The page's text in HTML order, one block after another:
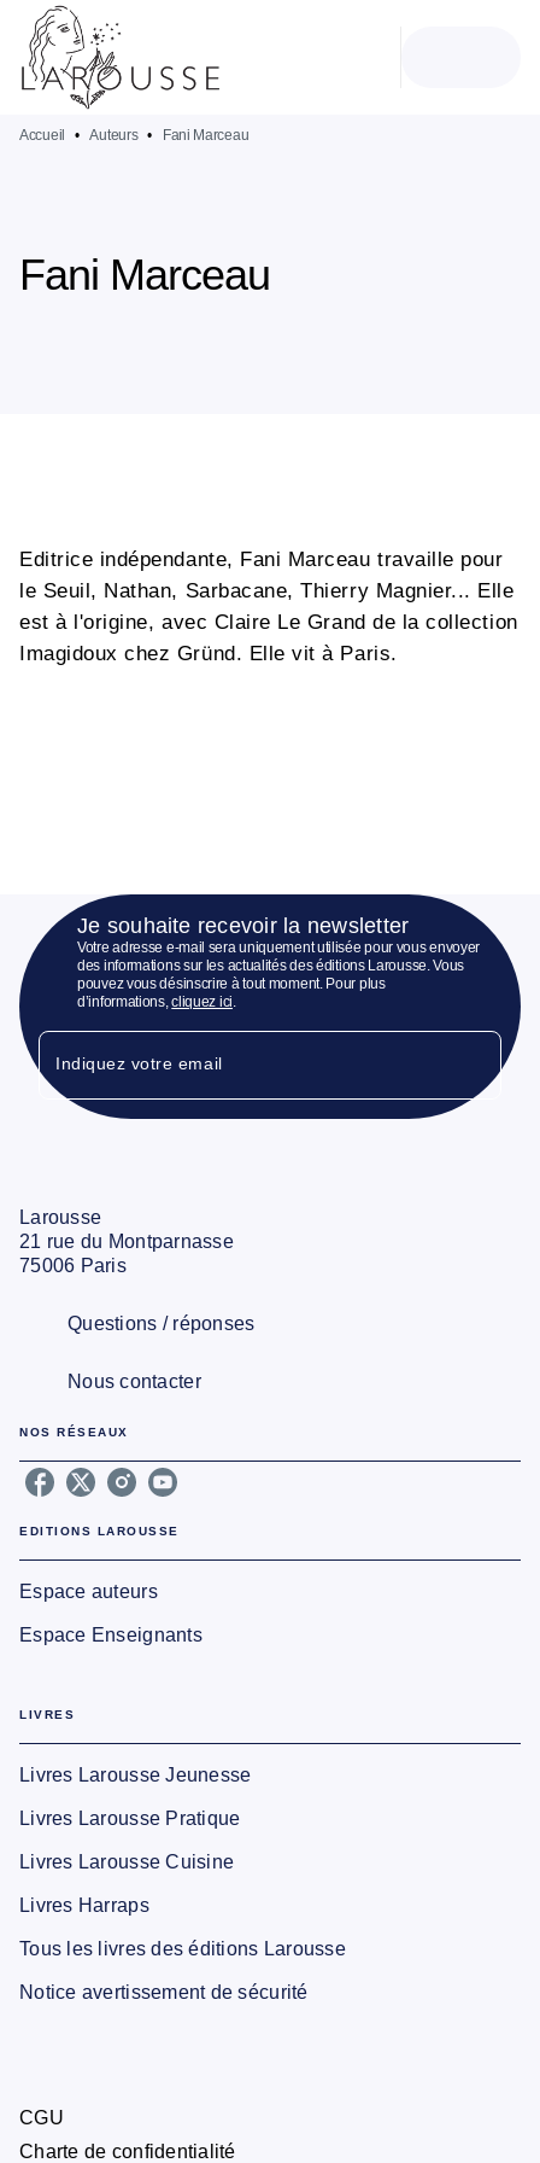
MENU
PIED DE PAGE
Accueil • Auteurs • Fani Marceau
Fani Marceau
Editrice indépendante, Fani Marceau travaille pour
le Seuil, Nathan, Sarbacane, Thierry Magnier... Elle
est à l'origine, avec Claire Le Grand de la collection
Imagidoux chez Gründ. Elle vit à Paris.
Je souhaite recevoir la newsletter
Votre adresse e-mail sera uniquement utilisée pour vous envoyer
des informations sur les actualités des éditions Larousse. Vous
pouvez vous désinscrire à tout moment. Pour plus
d’informations,cliquez ici.
Indiquez votre email
Larousse
21 rue du Montparnasse
75006 Paris
Questions / réponses
Nous contacter
NOS RÉSEAUX
EDITIONS LAROUSSE
Espace auteurs
Espace Enseignants
LIVRES
Livres Larousse Jeunesse
Livres Larousse Pratique
Livres Larousse Cuisine
Livres Harraps
Tous les livres des éditions Larousse
Notice avertissement de sécurité
CGU
Charte de confidentialité